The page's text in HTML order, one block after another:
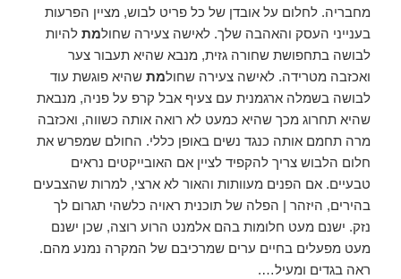
מחבריה. לחלום על אובדן של כל פריט לבוש, מציין הפרעות
בענייני העסק והאהבה שלך. לאישה צעירה שחולמת להיות
לבושה בתחפושת שחורה גזית, מנבא שהיא תעבור צער
ואכזבה מטרידה. לאישה צעירה שחולמת שהיא פוגשת עוד
לבושה בשמלה ארגמנית עם צעיף אבל קרפ על פניה, מנבאת
שהיא תחרוג מכך שהיא כמעט לא רואה אותה כשווה, ואכזבה
מרה תחמם אותה כנגד נשים באופן כללי. החולם שמפרש את
חלום הלבוש צריך להקפיד לציין אם האובייקטים נראים
טבעיים. אם הפנים מעוותות והאור לא ארצי, למרות שהצבעים
בהירים, היזהר | הפלה של תוכנית ראויה כלשהי תגרום לך
נזק. ישנם מעט חלומות בהם אלמנט הרוע רוצה, שכן ישנם
מעט מפעלים בחיים ערים שמרכיבם של המקרה נמנע מהם.
ראה בגדים ומעיל….